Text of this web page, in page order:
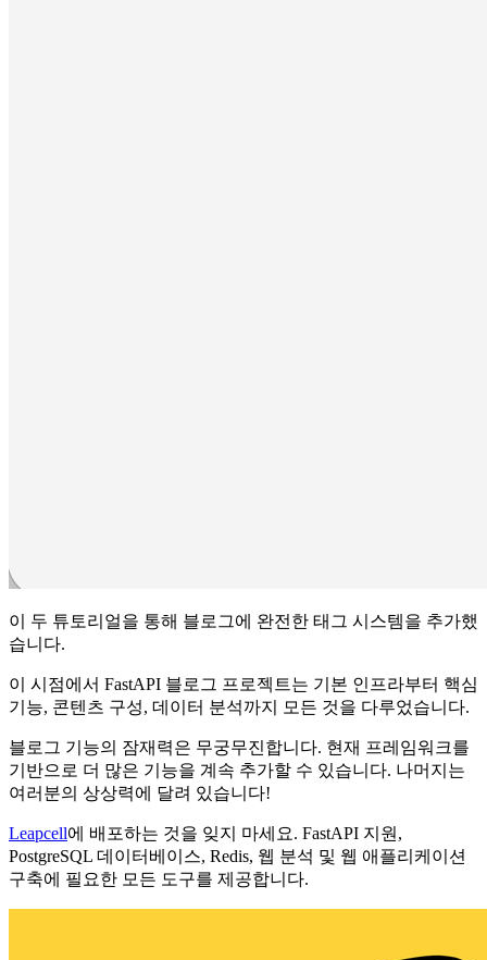
이 두 튜토리얼을 통해 블로그에 완전한 태그 시스템을 추가했
습니다.
이 시점에서 FastAPI 블로그 프로젝트는 기본 인프라부터 핵심
기능, 콘텐츠 구성, 데이터 분석까지 모든 것을 다루었습니다.
블로그 기능의 잠재력은 무궁무진합니다. 현재 프레임워크를
기반으로 더 많은 기능을 계속 추가할 수 있습니다. 나머지는
여러분의 상상력에 달려 있습니다!
Leapcell에 배포하는 것을 잊지 마세요. FastAPI 지원,
PostgreSQL 데이터베이스, Redis, 웹 분석 및 웹 애플리케이션
구축에 필요한 모든 도구를 제공합니다.